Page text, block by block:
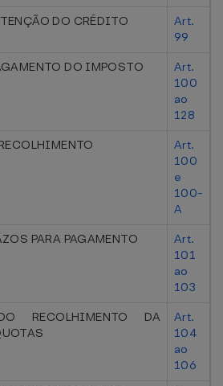
DO CRÉDITO
Art.
99
DO IMPOSTO
Art.
100
ao
128
Art.
100
e
100-
A
PARA PAGAMENTO
Art.
101
ao
103
DA
Art.
104
ao
106